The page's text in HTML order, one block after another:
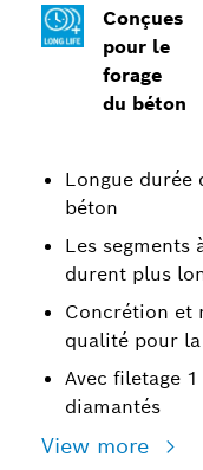
Conçues
pour le
forage
du béton
Longue durée
béton
Les segments
durent plus
Concrétion et
qualité pour
Avec filetage
diamantés
View more